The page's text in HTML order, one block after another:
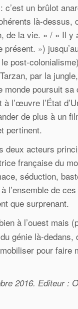
c’est un brûlot
là-dessus,
de la vie. » / « Il
présent. »)
post-
par la
poursuit
l’œuvre l’État
de plus à un
pertinent.
deux acteurs
française du
séduction,
l’ensemble de
que surprenant.
à l’ouest mais
génie là-
pour
2016. Editeur :